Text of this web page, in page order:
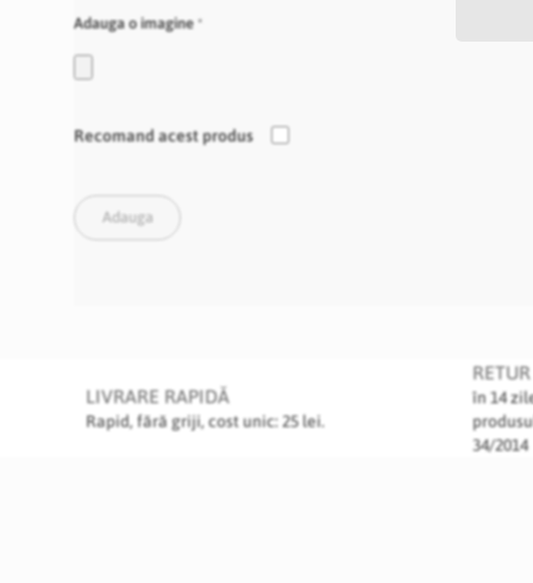
Adauga o imagine
Recomand acest produs
Adauga
LIVRARE RAPIDĂ
Rapid, fără griji, cost unic: 25 lei.
în 14
34/2014